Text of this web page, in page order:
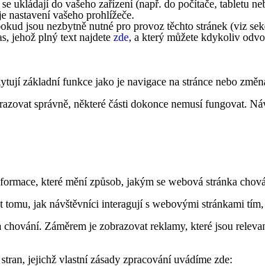
ukládají do vašeho zařízení (např. do počítače, tabletu
nastavení vašeho prohlížeče.
jsou nezbytně nutné pro provoz těchto stránek (viz
jehož plný text najdete zde, a který můžete kdykoliv
základní funkce jako je navigace na stránce nebo
správně, některé části dokonce nemusí fungovat.
které mění způsob, jakým se webová stránka
jak návštěvníci interagují s webovými stránkami
Záměrem je zobrazovat reklamy, které jsou
jejichž vlastní zásady zpracování uvádíme zde: